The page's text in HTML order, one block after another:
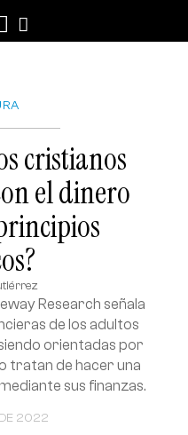
cristianos
el dinero
2022
Research señala
de los adultos
orientadas por
tratan de hacer una
sus finanzas.